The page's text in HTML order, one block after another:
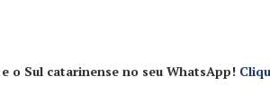
o Sul catarinense no seu WhatsApp!